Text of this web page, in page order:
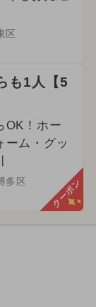
区
も1人【5
OK！ホー
ーム・グッ
多区 クーポン